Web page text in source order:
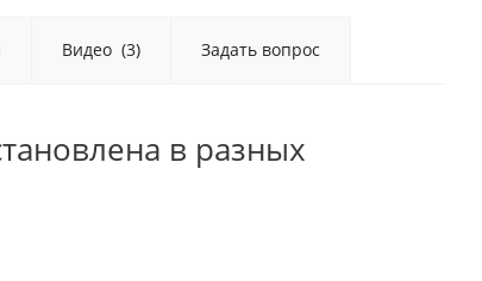
Видео (3) Задать вопрос
в разных